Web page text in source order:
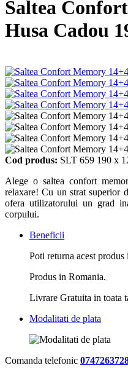
Saltea
Husa Cadou
Cod produs: SLT 659 190 x
Alege o saltea confort
relaxare! Cu un strat superior
ofera utilizatorului un grad
corpului.
Beneficii
Poti returna acest
Produs in Romania.
Livrare Gratuita in toata
Modalitati de plata
Comanda telefonic